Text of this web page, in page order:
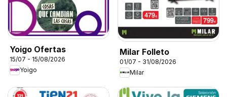
Yoigo Ofertas
15/07 - 15/08/2026
Yoigo
Milar Folleto
01/07 - 31/08/2026
Milar